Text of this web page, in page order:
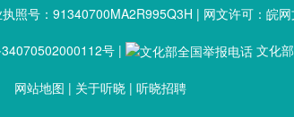
照号：91340700MA2R995Q3H | 网文许可：皖
号 | 文化
网站地图 | 关于听晓 | 听晓招聘